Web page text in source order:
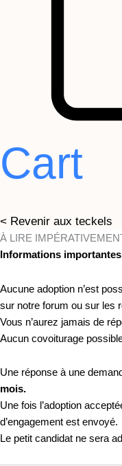
Cart
< Revenir aux teckels
À LIRE
Informations
Aucune adoption n’est
sur notre forum ou sur les
Vous n’aurez jamais de
Aucun covoiturage
Une réponse à une
mois.
Une fois l’adoption
d’engagement est envoyé.
Le petit candidat ne sera